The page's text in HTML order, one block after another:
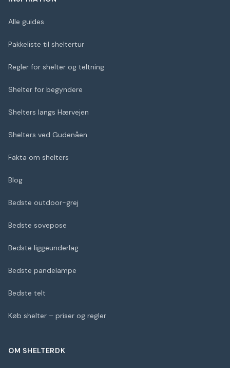
Alle guides
Pakkeliste til sheltertur
Regler for shelter og teltning
Shelter for begyndere
Shelters langs Hærvejen
Shelters ved Gudenåen
Fakta om shelters
Blog
Bedste outdoor-grej
Bedste sovepose
Bedste liggeunderlag
Bedste pandelampe
Bedste telt
Køb shelter – priser og regler
OM SHELTERDK